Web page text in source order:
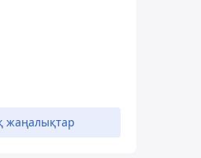
жаңалықтар